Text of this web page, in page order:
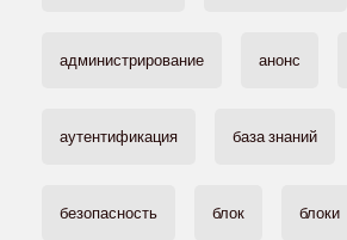
администрирование анонс
аутентификация база знаний
безопасность блок блоки